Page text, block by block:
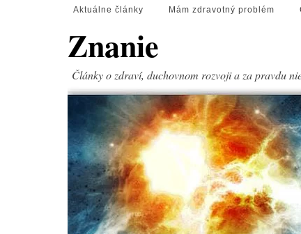
Aktuálne články Mám zdravotný problém
Znanie
Články o zdraví, duchovnom rozvoji a za pravdu